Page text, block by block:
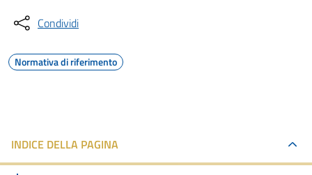
Condividi
Normativa di riferimento
INDICE DELLA PAGINA